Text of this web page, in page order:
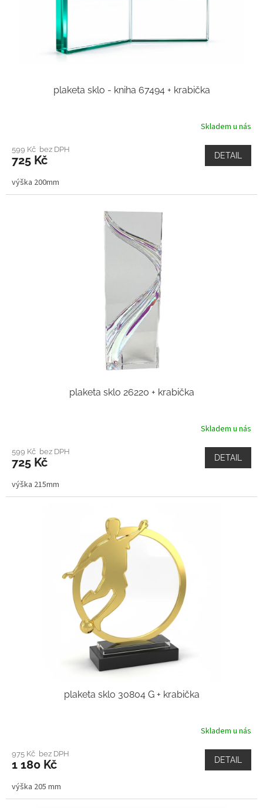
plaketa sklo - kniha 67494 + krabička
Skladem u nás
599 Kč bez DPH
725 Kč DETAIL
výška 200mm
plaketa sklo 26220 + krabička
Skladem u nás
599 Kč bez DPH
725 Kč DETAIL
výška 215mm
plaketa sklo 30804 G + krabička
Skladem u nás
975 Kč bez DPH
1 180 Kč DETAIL
výška 205 mm